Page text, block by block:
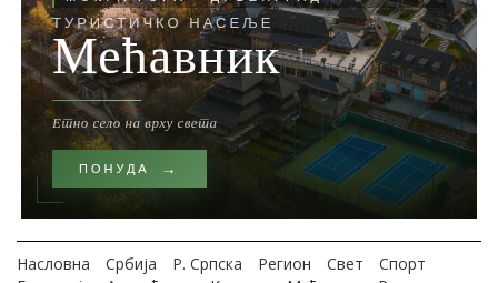
Насловна Србија Р. Српска Регион Свет
Спорт